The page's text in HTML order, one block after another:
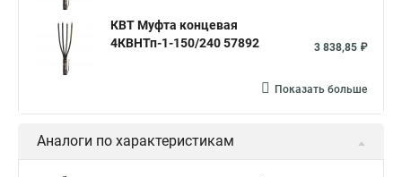
КВТ Муфта концевая
4КВНТп-1-150/240 57892
3 838,85 ₽
Показать больше
Аналоги по характеристикам